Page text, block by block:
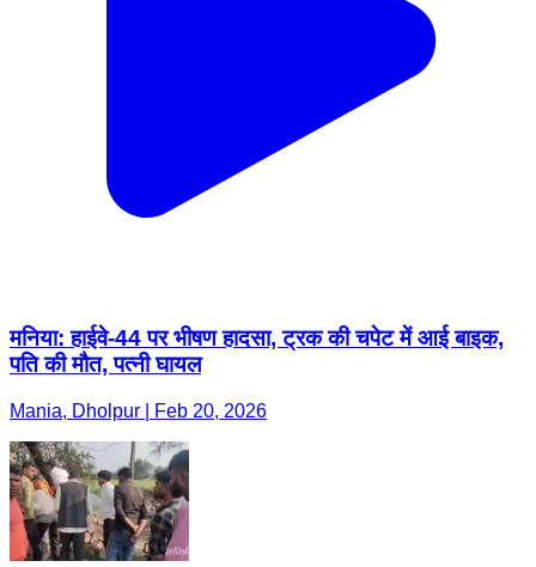
मनिया: हाईवे-44 पर भीषण हादसा, ट्रक की चपेट में आई बाइक,
पति की मौत, पत्नी घायल
Mania, Dholpur | Feb 20, 2026